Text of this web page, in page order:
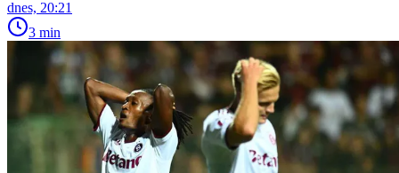
dnes, 20:21
3 min